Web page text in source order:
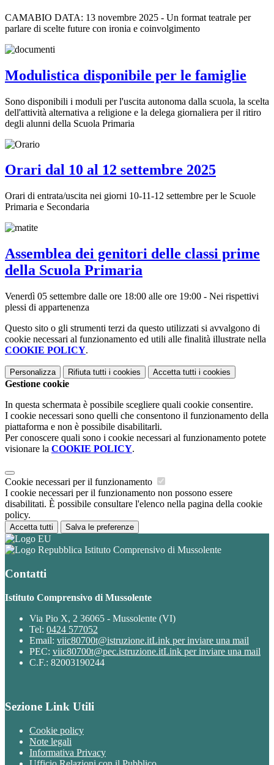
CAMABIO DATA: 13 novembre 2025 - Un format teatrale per
parlare di scelte future con ironia e coinvolgimento
Modulistica disponibile per le famiglie
Sono disponibili i moduli per l'uscita autonoma dalla scuola, la scelta
dell'attività alternativa a religione e la delega giornaliera per il ritiro
degli alunni della Scuola Primaria
Orari dal 10 al 12 settembre 2025
Orari di entrata/uscita nei giorni 10-11-12 settembre per le Scuole
Primaria e Secondaria
Assemblea dei genitori delle classi prime
della Scuola Primaria
Venerdì 05 settembre dalle ore 18:00 alle ore 19:00 - Nei rispettivi
plessi di appartenenza
Questo sito o gli strumenti terzi da questo utilizzati si avvalgono di
cookie necessari al funzionamento ed utili alle finalità illustrate nella
COOKIE POLICY.
Personalizza Rifiuta tutti i cookies Accetta tutti i cookies
Gestione cookie
In questa schermata è possibile scegliere quali cookie consentire.
I cookie necessari sono quelli che consentono il funzionamento della
piattaforma e non è possibile disabilitarli.
Per conoscere quali sono i cookie necessari al funzionamento potete
visionare la COOKIE POLICY.
Cookie necessari per il funzionamento
I cookie necessari per il funzionamento non possono essere
disabilitati. È possibile consultare l'elenco nella pagina della cookie
policy.
Accetta tutti Salva le preferenze
Istituto Comprensivo di Mussolente
Contatti
Istituto Comprensivo di Mussolente
Via Pio X, 2 36065 - Mussolente (VI)
Tel: 0424 577052
Email: viic80700t@istruzione.itLink per inviare una mail
PEC: viic80700t@pec.istruzione.itLink per inviare una mail
C.F.: 82003190244
Sezione Link Utili
Cookie policy
Note legali
Informativa Privacy